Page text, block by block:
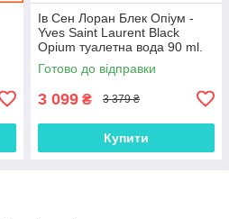
Ів Сен Лоран Блек Опіум -
Yves Saint Laurent Black
Opium туалетна вода 90 ml.
Готово до відправки
3 099 ₴ 3 379 ₴
Купити